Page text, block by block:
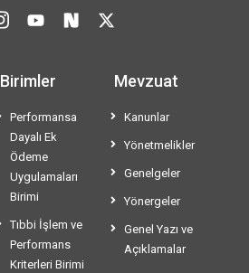
Birimler
Performansa
Dayalı Ek
Ödeme
Uygulamaları
Birimi
Tıbbi İşlem ve
Performans
Kriterleri Birimi
Mevzuat
Kanunlar
Yönetmelikler
Genelgeler
Yönergeler
Genel Yazı ve
Açıklamalar